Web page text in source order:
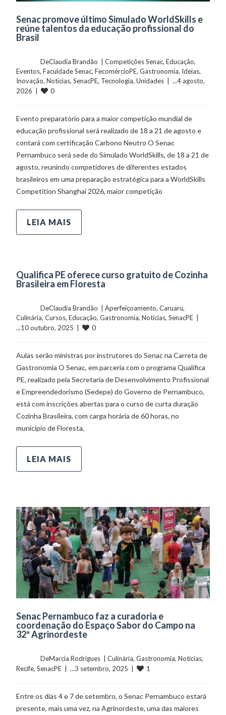
Senac promove último Simulado WorldSkills e
reúne talentos da educação profissional do
Brasil
	    	DeClaudia Brandão  |
Competições Senac, Educação
Eventos, Faculdade Senac, FecomércioPE, Gastronomia, Ideias
Inovação, Notícias, SenacPE, Tecnologia, Unidades
  |  ...4 agosto,
2026  |
0
Evento preparatório para a maior competição mundial de
educação profissional será realizado de 18 a 21 de agosto e
contará com certificação Carbono Neutro O Senac
Pernambuco será sede do Simulado WorldSkills, de 18 a 21 de
agosto, reunindo competidores de diferentes estados
brasileiros em uma preparação estratégica para a WorldSkills
Competition Shanghai 2026, maior competição
LEIA MAIS
Qualifica PE oferece curso gratuito de Cozinha
Brasileira em Floresta
	    	DeClaudia Brandão  |
Aperfeiçoamento, Caruaru
Culinária, Cursos, Educação, Gastronomia, Notícias, SenacPE
...10 outubro, 2025  |
0
Aulas serão ministras por instrutores do Senac na Carreta de
Gastronomia O Senac, em parceria com o programa Qualifica
PE, realizado pela Secretaria de Desenvolvimento Profissional
e Empreendedorismo (Sedepe) do Governo de Pernambuco,
está com inscrições abertas para o curso de curta duração
Cozinha Brasileira, com carga horária de 60 horas, no
município de Floresta,
LEIA MAIS
Senac Pernambuco faz a curadoria e
coordenação do Espaço Sabor do Campo na
32ª Agrinordeste
	    	DeMarcia Rodrigues  |
Culinária, Gastronomia, Notícias
Recife, SenacPE
  |  ...3 setembro, 2025  |
1
Entre os dias 4 e 7 de setembro, o Senac Pernambuco estará
presente, mais uma vez, na Agrinordeste, uma das maiores